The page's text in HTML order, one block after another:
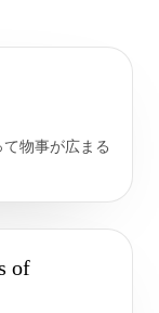
物事が広まる
of